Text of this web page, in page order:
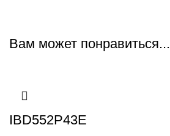
Вам может понравиться...
IBD552P43E